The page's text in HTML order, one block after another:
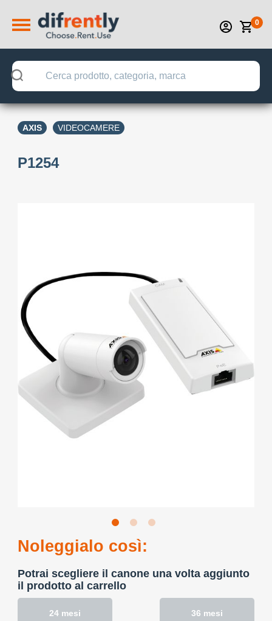
0
AXIS VIDEOCAMERE
P1254
Noleggialo così:
Potrai scegliere il canone una volta aggiunto
il prodotto al carrello
24 mesi 36 mesi